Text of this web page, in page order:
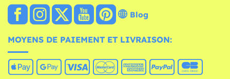
Blog
MOYENS DE PAIEMENT ET LIVRAISON: